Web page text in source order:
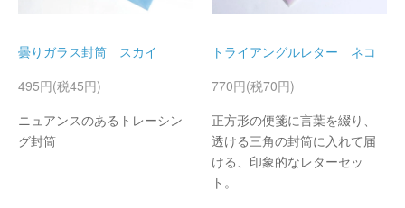
曇りガラス封筒 スカイ
495円(税45円)
ニュアンスのあるトレーシン
グ封筒
トライアングルレター ネコ
770円(税70円)
正方形の便箋に言葉を綴り、
透ける三角の封筒に入れて届
ける、印象的なレターセッ
ト。